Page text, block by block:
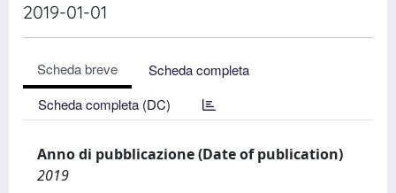
2019-01-01
Scheda breve
Scheda completa
Scheda completa (DC)
Anno di pubblicazione (Date of publication)
2019